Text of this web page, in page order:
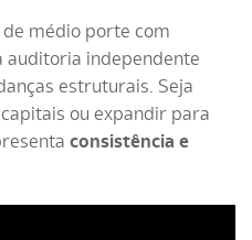
médio porte com
auditoria independente
estruturais. Seja
ou expandir para
consistência e